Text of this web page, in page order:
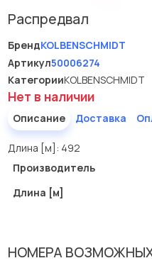
Распредвал
БрендKOLBENSCHMIDT
Артикул50006274
КатегорииKOLBENSCHMIDT
Нет в наличии
Описание Доставка
Длина [м]: 492
Производитель
Длина [м]
НОМЕРА